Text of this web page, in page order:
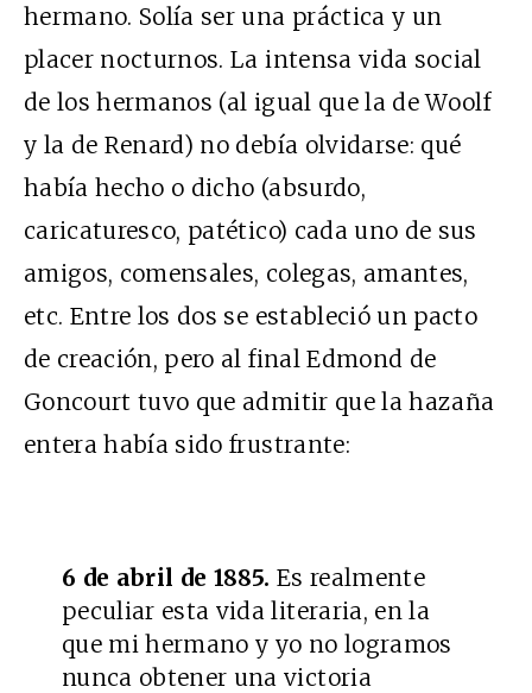
hermano. Solía ser una práctica y un
placer nocturnos. La intensa vida social
de los hermanos (al igual que la de Woolf
y la de Renard) no debía olvidarse: qué
había hecho o dicho (absurdo,
caricaturesco, patético) cada uno de sus
amigos, comensales, colegas, amantes,
etc. Entre los dos se estableció un pacto
de creación, pero al final Edmond de
Goncourt tuvo que admitir que la hazaña
entera había sido frustrante:
6 de abril de 1885. Es realmente
peculiar esta vida literaria, en la
que mi hermano y yo no logramos
nunca obtener una victoria